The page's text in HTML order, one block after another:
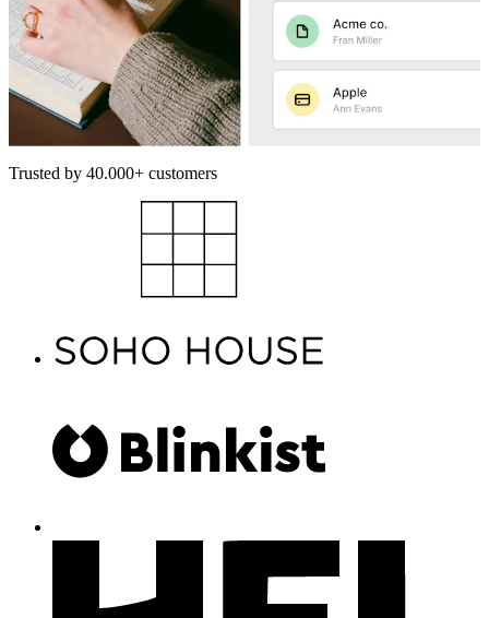
Trusted by 40.000+ customers